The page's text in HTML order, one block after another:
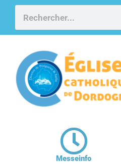
Messeinfo